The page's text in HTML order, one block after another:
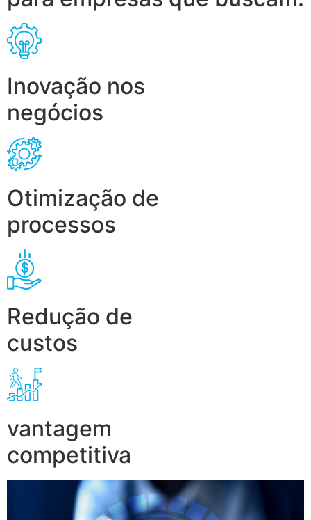
Inovação nos
negócios
Otimização de
processos
Redução de
custos
vantagem
competitiva